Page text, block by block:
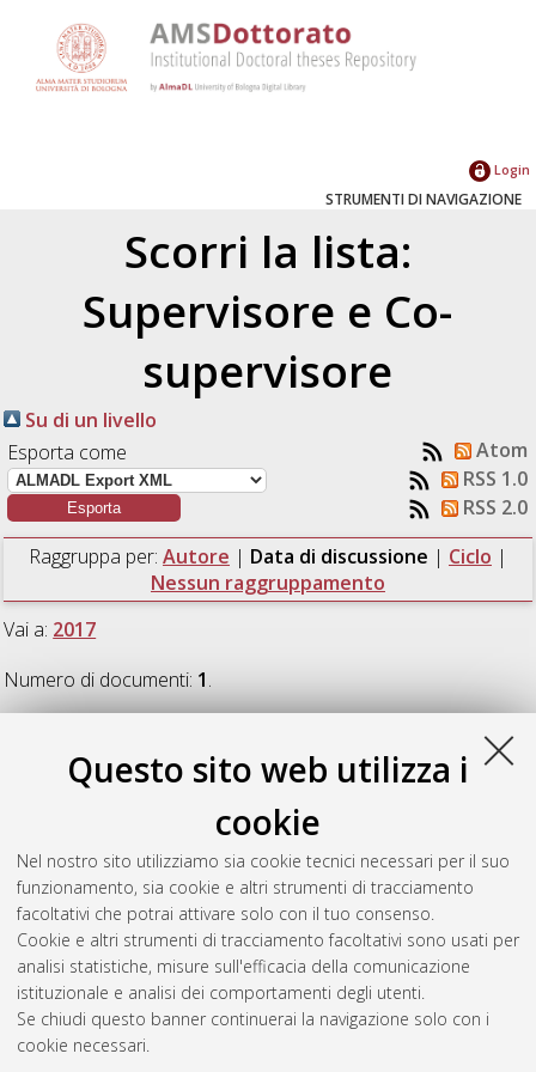
Questo sito web utilizza i
cookie
Nel nostro sito utilizziamo sia cookie tecnici necessari per il suo
funzionamento, sia cookie e altri strumenti di tracciamento
facoltativi che potrai attivare solo con il tuo consenso.
Cookie e altri strumenti di tracciamento facoltativi sono usati per
analisi statistiche, misure sull'efficacia della comunicazione
istituzionale e analisi dei comportamenti degli utenti.
Se chiudi questo banner continuerai la navigazione solo con i
cookie necessari.
Login
STRUMENTI DI NAVIGAZIONE
Scorri la lista:
Supervisore e Co-
supervisore
Su di un livello
Esporta come
Atom
RSS 1.0
RSS 2.0
Raggruppa per: Autore | Data di discussione | Ciclo |
Nessun raggruppamento
Vai a: 2017
Numero di documenti: 1.
2017
Sustainable Waste-Based Materials
for Conservation of Built Environment, [Dissertation thesis],
Alma Mater Studiorum Università di Bologna. Dottorato di
ricerca inIngegneria civile, chimica, ambientale e dei materiali
29 Ciclo. DOI 10.6092/unibo/amsdottorato/7838.
Questa lista e' stata generata ilFri Aug 7 20:45:50 2026 CEST
Atom